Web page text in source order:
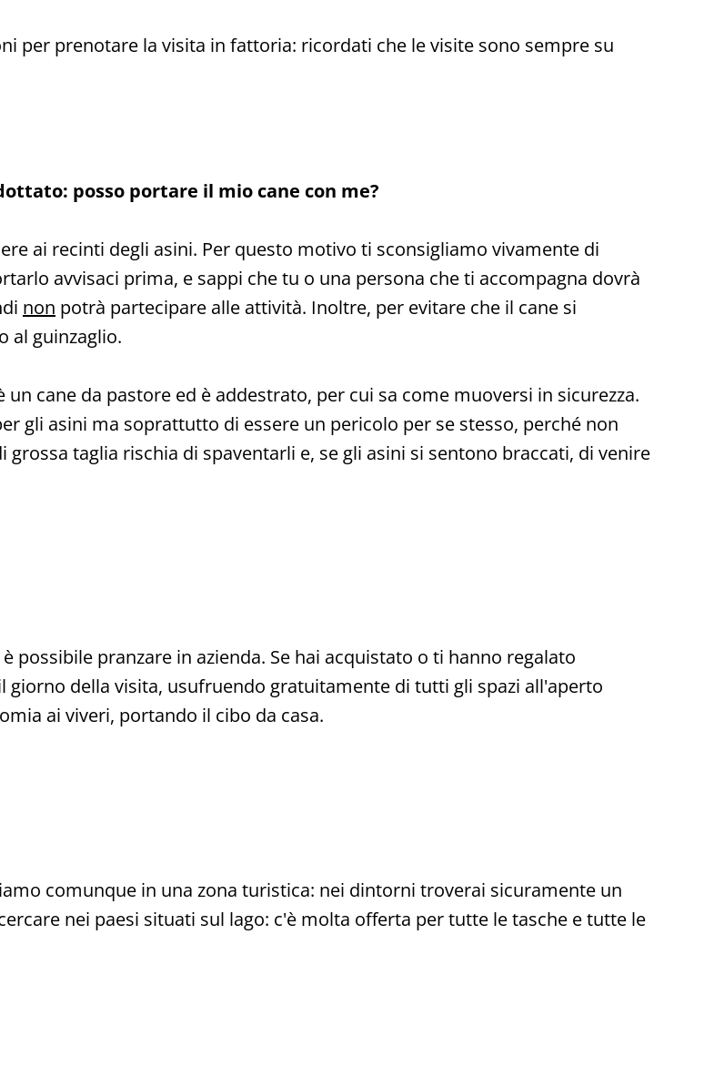
per prenotare la visita in fattoria: ricordati che le visite sono sempre su
posso portare il mio cane con me?
ai recinti degli asini. Per questo motivo ti sconsigliamo vivamente di
avvisaci prima, e sappi che tu o una persona che ti accompagna dovrà
non potrà partecipare alle attività. Inoltre, per evitare che il cane si
al guinzaglio.
cane da pastore ed è addestrato, per cui sa come muoversi in sicurezza.
gli asini ma soprattutto di essere un pericolo per se stesso, perché non
taglia rischia di spaventarli e, se gli asini si sentono braccati, di venire
pranzare in azienda. Se hai acquistato o ti hanno regalato
giorno della visita, usufruendo gratuitamente di tutti gli spazi all'aperto
ai viveri, portando il cibo da casa.
comunque in una zona turistica: nei dintorni troverai sicuramente un
nei paesi situati sul lago: c'è molta offerta per tutte le tasche e tutte le